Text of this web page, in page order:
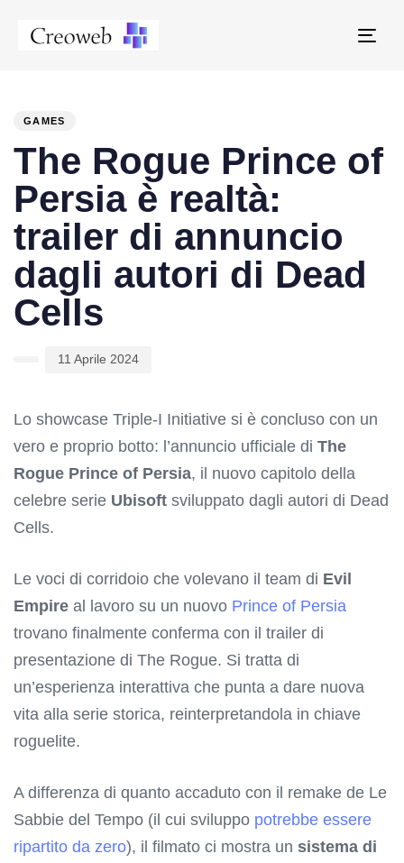
GAMES
The Rogue Prince of
Persia è realtà:
trailer di annuncio
dagli autori di Dead
Cells
11 Aprile 2024
Lo showcase Triple-I Initiative si è concluso con un
vero e proprio botto: l’annuncio ufficiale di The
Rogue Prince of Persia, il nuovo capitolo della
celebre serie Ubisoft sviluppato dagli autori di Dead
Cells.
Le voci di corridoio che volevano il team di Evil
Empire al lavoro su un nuovo Prince of Persia
trovano finalmente conferma con il trailer di
presentazione di The Rogue. Si tratta di
un’esperienza interattiva che punta a dare nuova
vita alla serie storica, reinterpretandola in chiave
roguelite.
A differenza di quanto accaduto con il remake de Le
Sabbie del Tempo (il cui sviluppo potrebbe essere
ripartito da zero), il filmato ci mostra un sistema di